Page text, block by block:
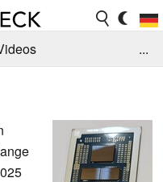
Jobs
...